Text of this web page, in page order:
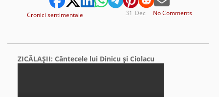
Cronici sentimentale No Comments
Dec
31
ZICĂLAŞII: Cântecele lui Dinicu şi Ciolacu